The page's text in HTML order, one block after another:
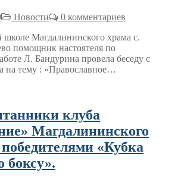
Новости
0 комментариев
школе Магдалининского храма с.
помощник настоятеля по
Л. Бандурина провела беседу с
на тему : «Православное…
клуба
Магдалининского
«Кубка
боксу».